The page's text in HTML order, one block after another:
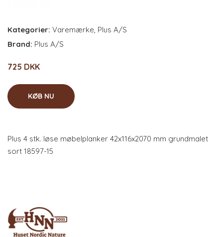
Kategorier: Varemærke, Plus A/S
Brand: Plus A/S
725 DKK
KØB NU
Plus 4 stk. løse møbelplanker 42x116x2070 mm grundmalet
sort 18597-15